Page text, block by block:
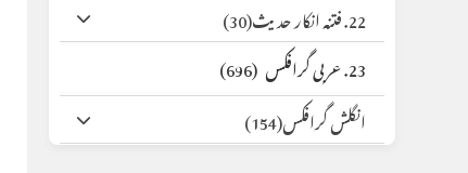
22. فتنہ انکار حدیث
(30)
23. عربی گرافکس
(696)
انگلش گرافکس(154)